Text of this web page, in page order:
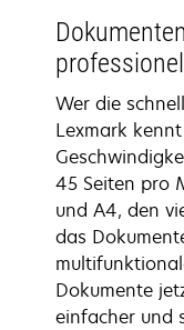
Wer die
Lexmark
45 Seiten pro
und A4, den
das
Dokumente
einfacher und